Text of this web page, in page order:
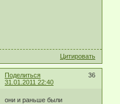
Цитировать
Поделиться
36
31.01.2011 22:40
они и раньше были